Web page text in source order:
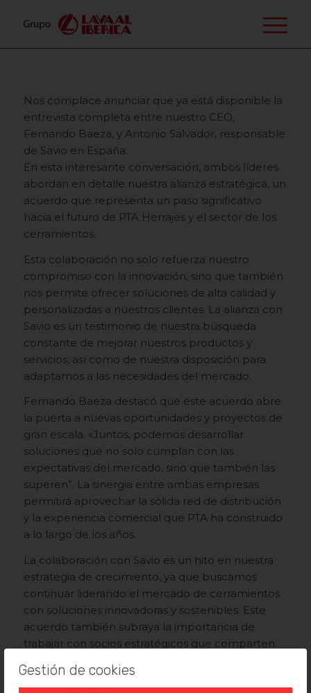
Gestión de cookies
Nos complace anunciar que ya está disponible la
entrevista completa entre nuestro CEO,
Fernando Baeza, y Antonio Salvador, responsable
de Savio en España.
En esta interesante conversación, ambos líderes
abordan en detalle nuestra alianza estratégica, un
acuerdo que representa un paso significativo
hacia el futuro de PTA Herrajes y el sector de los
cerramientos.
Esta colaboración no solo refuerza nuestro
compromiso con la innovación, sino que también
nos permite ofrecer soluciones de alta calidad y
personalizadas a nuestros clientes. La alianza con
Savio es un testimonio de nuestra búsqueda
constante de mejorar nuestros productos y
servicios, así como de nuestra disposición para
adaptarnos a las necesidades del mercado.
Fernando Baeza destacó que este acuerdo abre
la puerta a nuevas oportunidades y proyectos de
gran escala. «Juntos, podemos desarrollar
soluciones que no solo cumplan con las
expectativas del mercado, sino que también las
superen”. La sinergia entre ambas empresas
permitirá aprovechar la sólida red de distribución
y la experiencia comercial que PTA ha construido
a lo largo de los años.
La colaboración con Savio es un hito en nuestra
estrategia de crecimiento, ya que buscamos
continuar liderando el mercado de cerramientos
con soluciones innovadoras y sostenibles. Este
acuerdo también subraya la importancia de
trabajar con socios estratégicos que comparten
Conoce todos los detalles de esta colaboración y